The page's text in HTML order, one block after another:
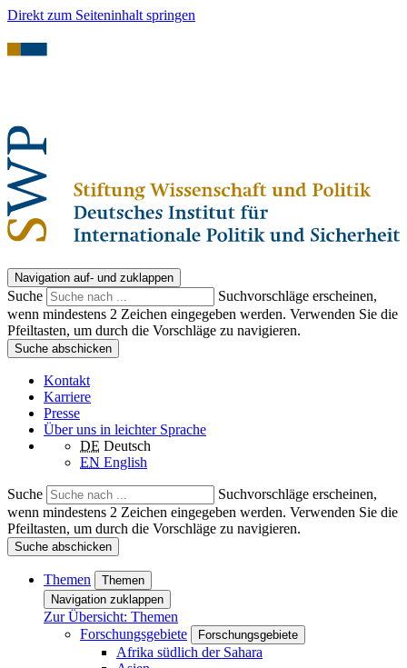
Direkt zum Seiteninhalt springen
Navigation auf- und zuklappen
Suche
Suchvorschläge erscheinen,
wenn mindestens 2 Zeichen eingegeben werden. Verwenden Sie die
Pfeiltasten, um durch die Vorschläge zu navigieren.
Suche abschicken
Kontakt
Karriere
Presse
Über uns in leichter Sprache
DE Deutsch
EN English
Suche
Suchvorschläge erscheinen,
wenn mindestens 2 Zeichen eingegeben werden. Verwenden Sie die
Pfeiltasten, um durch die Vorschläge zu navigieren.
Suche abschicken
Themen
Themen
Navigation zuklappen
Zur Übersicht: Themen
Forschungsgebiete
Forschungsgebiete
Afrika südlich der Sahara